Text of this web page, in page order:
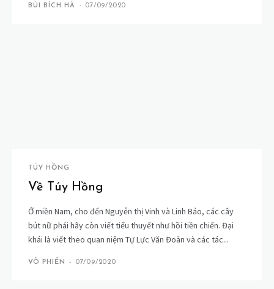
BÙI BÍCH HÀ - 07/09/2020
TÚY HỒNG
Về Túy Hồng
Ở miền Nam, cho đến Nguyễn thị Vinh và Linh Bảo, các cây
bút nữ phái hãy còn viết tiểu thuyết như hồi tiền chiến. Đại
khái là viết theo quan niệm Tự Lực Văn Đoàn và các tác...
VÕ PHIẾN - 07/09/2020